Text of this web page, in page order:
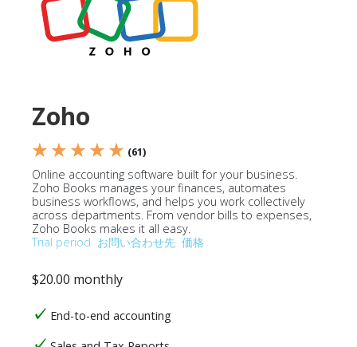
Zoho
★ ★ ★ ★ ★ (61)
Online accounting software built for your business.
Zoho Books manages your finances, automates
business workflows, and helps you work collectively
across departments. From vendor bills to expenses,
Zoho Books makes it all easy.
Trial period お問い合わせ先 価格
$20.00 monthly
End-to-end accounting